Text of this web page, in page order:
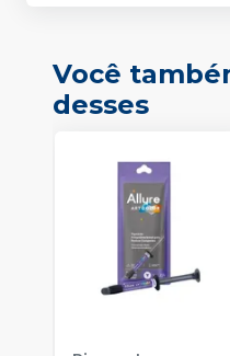
Você
desses